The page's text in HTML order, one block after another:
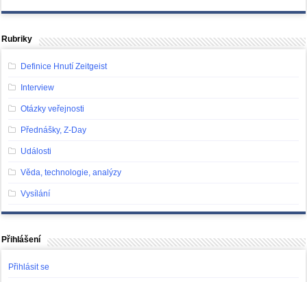
Rubriky
Definice Hnutí Zeitgeist
Interview
Otázky veřejnosti
Přednášky, Z-Day
Události
Věda, technologie, analýzy
Vysílání
Přihlášení
Přihlásit se